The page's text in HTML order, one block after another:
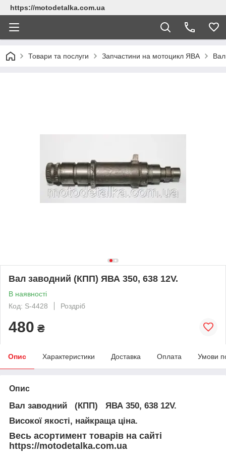
https://motodetalka.com.ua
Товари та послуги Запчастини на мотоцикл ЯВА
Вал заводний (КПП) ЯВА 350, 638 12V.
В наявності
Код: S-4428
Роздріб
480 ₴
Опис Характеристики Доставка Оплата Умови
Опис
Вал заводний (КПП) ЯВА 350, 638 12V.
Високої якості, найкраща ціна.
Весь асортимент товарів на сайті
https://motodetalka.com.ua